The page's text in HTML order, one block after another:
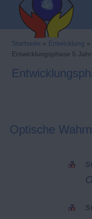
springen
Startseite » Entwicklung »
Entwicklungsphase 5
Optische